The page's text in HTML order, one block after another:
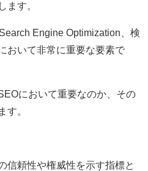
ます。
Engine Optimization、検
おいて非常に重要な要素で
において重要なのか、その
す。
信頼性や権威性を示す指標と